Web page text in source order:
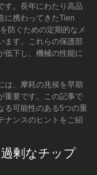
す。長年にわたり高品
に携わってきたTien
防ぐための定期的なメ
ます。これらの保護部
低下し、機械の性能に
は、摩耗の兆候を早期
重要です。この記事で
る可能性のある5つの重
ナンスのヒントをご紹
剰なチップ